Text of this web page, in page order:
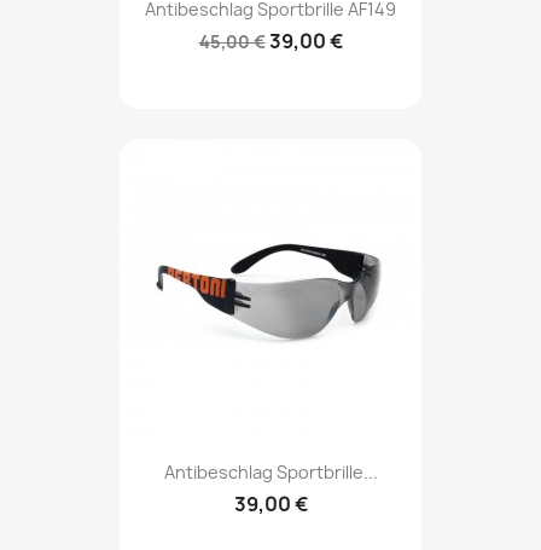
Antibeschlag Sportbrille AF149
45,00 €39,00 €
Antibeschlag Sportbrille...
39,00 €